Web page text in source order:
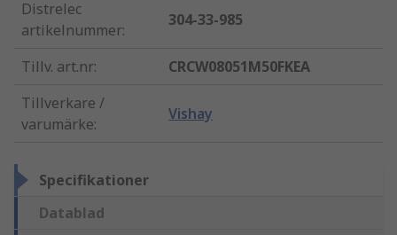
Distrelec
artikelnummer:
304-33-985
Tillv. art.nr:
CRCW08051M50FKEA
Tillverkare /
varumärke:
Vishay
Specifikationer
Datablad